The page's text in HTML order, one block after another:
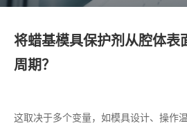
将蜡基模具保护剂从腔体表
周期？
这取决于多个变量，如模具设计、操作